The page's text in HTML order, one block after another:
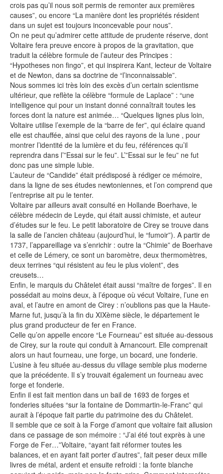
crois pas qu’il nous soit permis de remonter aux premières
causes”, ou encore “La manière dont les propriétés résident
dans un sujet est toujours inconcevable pour nous”.
On ne peut qu’admirer cette attitude de prudente réserve, dont
Voltaire fera preuve encore à propos de la gravitation, que
traduit la célèbre formule de l’auteur des Principes :
“Hypotheses non fingo”, et qui inspirera Kant, lecteur de Voltaire
et de Newton, dans sa doctrine de “l’inconnaissable”.
Nous sommes ici très loin des excès d’un certain scientisme
ultérieur, que reflète la célèbre “formule de Laplace” : “une
intelligence qui pour un instant donné connaîtrait toutes les
forces dont la nature est animée… “Quelques lignes plus loin,
Voltaire utilise l’exemple de la “barre de fer”, qui éclaire quand
elle est chauffée, ainsi que celui des rayons de la lune , pour
montrer l’identité de la lumière et du feu, références qu’il
reprendra dans l’”Essai sur le feu”. L’”Essai sur le feu” ne fut
donc pas une simple lubie.
L’auteur de “Candide” était prédisposé à rédiger ce mémoire,
dans la ligne de ses études newtoniennes, et l’on comprend que
l’entreprise ait pu le tenter.
Voltaire par ailleurs avait consulté en Hollande Boerhave, le
célèbre médecin de Leyde, qui était aussi chimiste, et auteur
d’études sur le feu. Le petit laboratoire de Cirey se trouve dans
la salle de l’ancien château (aujourd’hui, le “fumoir”). A partir de
1737, l’appareillage va s’enrichir : outre la “Chimie” de Boerhave
et celle de Lémery, ce sont un baromètre, deux thermomètres,
deux terrines “qui résistent au feu le plus violent”, des
creusets…
Enfin, le marquis du Châtelet était aussi “maître de forges”. Il en
possédait au moins deux, à l’époque où vécut Voltaire, l’une en
aval, et l’autre en amont de Cirey : n’oublions pas que la Haute-
Marne fut, jusqu’à la fin du XIXème siècle, le département le
plus grand producteur de fer en France.
Celle qu’on appelle encore “Le Fourneau” est située au-dessous
de Cirey, sur la route qui conduit à Arnancourt. Elle comprenait
alors un haut fourneau, une forge, un bocard, une fonderie.
L’usine à feu située au-dessus du village semble plus moderne
que la précédente. Il s’y trouvait également un fourneau avec
forge et fonderie.
Enfin il est fait mention dans un bail de 1693 de forges et
fonderies situées “sur la fontaine de Dommartin-le-Franc” qui
aurait à l’époque fait partie du patrimoine des du Châtelet.
Il semble que ce soit à la Forge d’amont que voltaire fait allusion
dans ce passage de son mémoire : “J’ai été tout exprès à une
Forge de Fer…”Voltaire, “ayant fait réformer toutes les
balances, et en ayant fait porter d’autres”, fait peser deux mille
livres de métal, ardent et ensuite refroidi : la fonte blanche